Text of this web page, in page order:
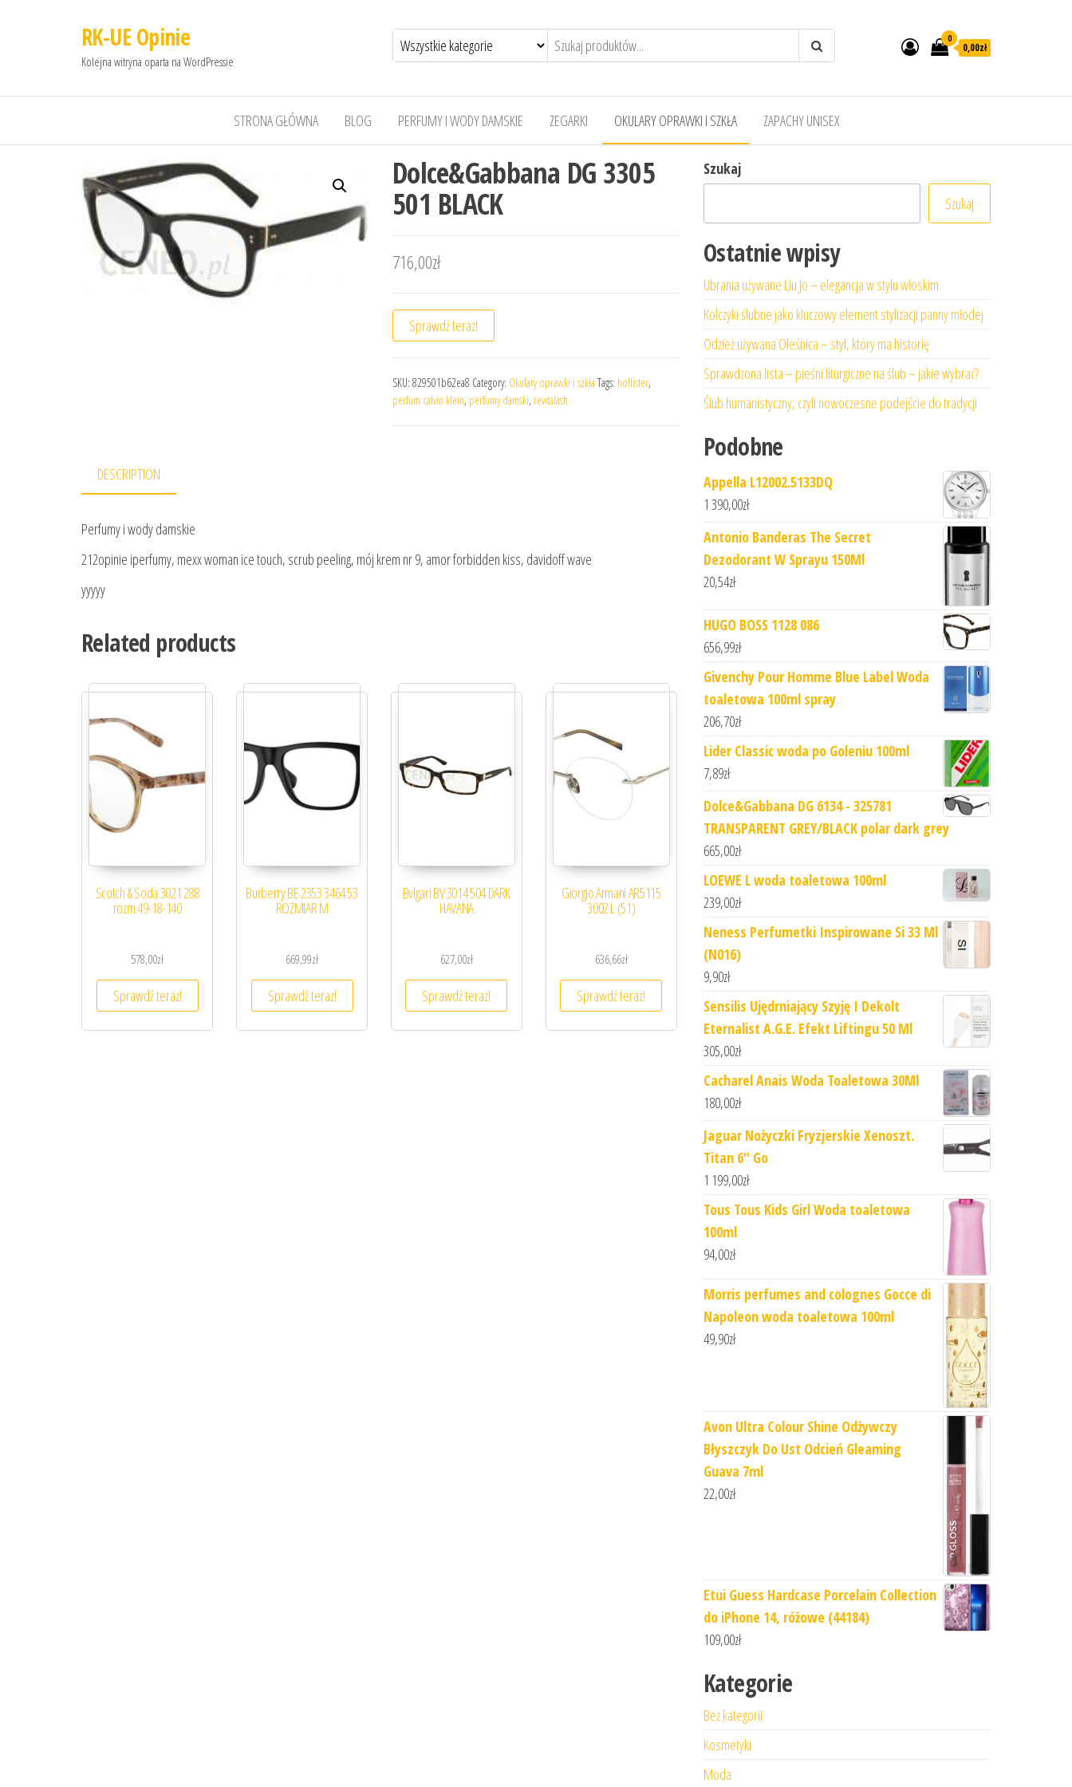
RK-UE Opinie
Kolejna witryna oparta na WordPressie
0
0,00zł
STRONA GŁÓWNA BLOG PERFUMY I WODY DAMSKIE ZEGARKI OKULARY OPRAWKI I SZKŁA ZAPACHY UNISEX
Dolce&Gabbana DG 3305
501 BLACK
716,00zł
Sprawdź teraz!
SKU: 829501b62ea8 Category: Okulary oprawki i szkła Tags: hollister,
perfum calvin klein, perfumy damski, revitalash
DESCRIPTION
Perfumy i wody damskie
212opinie iperfumy, mexx woman ice touch, scrub peeling, mój krem nr 9, amor forbidden kiss, davidoff wave
yyyyy
Related products
Scotch & Soda 3021 288
rozm.49-18-140
578,00zł
Sprawdź teraz!
Burberry BE 2353 3464 53
ROZMIAR M
669,99zł
Sprawdź teraz!
Bvlgari BV 3014 504 DARK
HAVANA
627,00zł
Sprawdź teraz!
Giorgio Armani AR5115
3002 L (51)
636,66zł
Sprawdź teraz!
Szukaj
Szukaj
Ostatnie wpisy
Ubrania używane Liu Jo – elegancja w stylu włoskim
Kolczyki ślubne jako kluczowy element stylizacji panny młodej
Odzież używana Oleśnica – styl, który ma historię
Sprawdzona lista – pieśni liturgiczne na ślub – jakie wybrać?
Ślub humanistyczny, czyli nowoczesne podejście do tradycji
Podobne
Appella L12002.5133DQ
1 390,00zł
Antonio Banderas The Secret
Dezodorant W Sprayu 150Ml
20,54zł
HUGO BOSS 1128 086
656,99zł
Givenchy Pour Homme Blue Label Woda
toaletowa 100ml spray
206,70zł
Lider Classic woda po Goleniu 100ml
7,89zł
Dolce&Gabbana DG 6134 - 325781
TRANSPARENT GREY/BLACK polar dark grey
665,00zł
LOEWE L woda toaletowa 100ml
239,00zł
Neness Perfumetki Inspirowane Si 33 Ml
(N016)
9,90zł
Sensilis Ujędrniający Szyję I Dekolt
Eternalist A.G.E. Efekt Liftingu 50 Ml
305,00zł
Cacharel Anais Woda Toaletowa 30Ml
180,00zł
Jaguar Nożyczki Fryzjerskie Xenoszt.
Titan 6" Go
1 199,00zł
Tous Tous Kids Girl Woda toaletowa
100ml
94,00zł
Morris perfumes and colognes Gocce di
Napoleon woda toaletowa 100ml
49,90zł
Avon Ultra Colour Shine Odżywczy
Błyszczyk Do Ust Odcień Gleaming
Guava 7ml
22,00zł
Etui Guess Hardcase Porcelain Collection
do iPhone 14, różowe (44184)
109,00zł
Kategorie
Bez kategorii
Kosmetyki
Moda